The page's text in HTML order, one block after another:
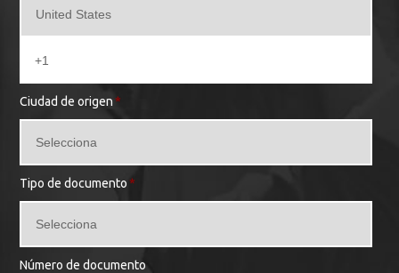
Ciudad de origen *
Tipo de documento *
Número de documento